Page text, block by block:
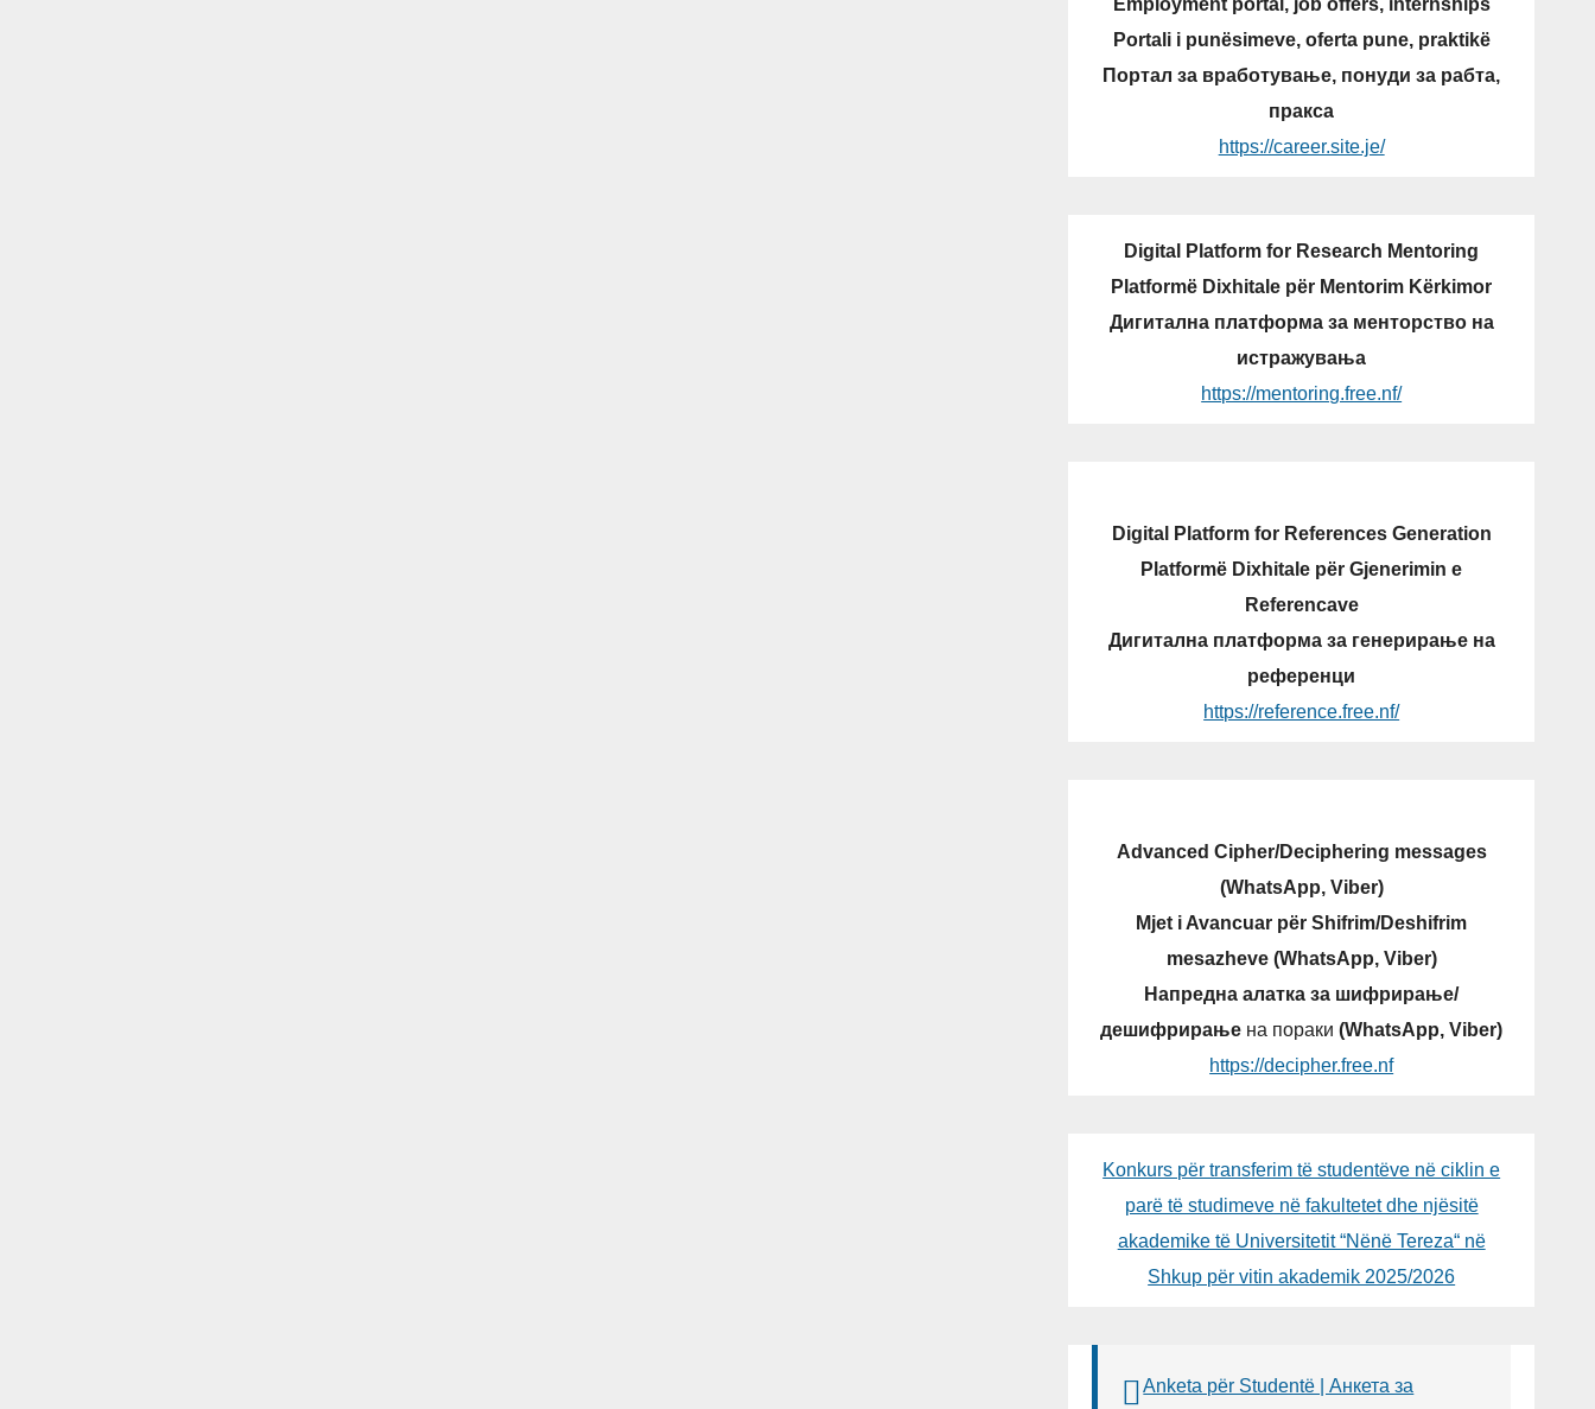
Portali i punësimeve, oferta pune, praktikë
Портал за вработување, понуди за рабта,
пракса
https://career.site.je/
Digital Platform for Research Mentoring
Platformë Dixhitale për Mentorim Kërkimor
Дигитална платформа за менторство на
истражувања
https://mentoring.free.nf/
Digital Platform for References Generation
Platformë Dixhitale për Gjenerimin e
Referencave
Дигитална платформа за генерирање на
референци
https://reference.free.nf/
Advanced Cipher/Deciphering messages
(WhatsApp, Viber)
Mjet i Avancuar për Shifrim/Deshifrim
mesazheve (WhatsApp, Viber)
Напредна алатка за шифрирање/
дешифрирање на пораки(WhatsApp, Viber)
https://decipher.free.nf
Konkurs për transferim të studentëve në ciklin e
parë të studimeve në fakultetet dhe njësitë
akademike të Universitetit “Nënë Tereza“ në
Shkup për vitin akademik 2025/2026
Anketa për Studentë | Анкета за